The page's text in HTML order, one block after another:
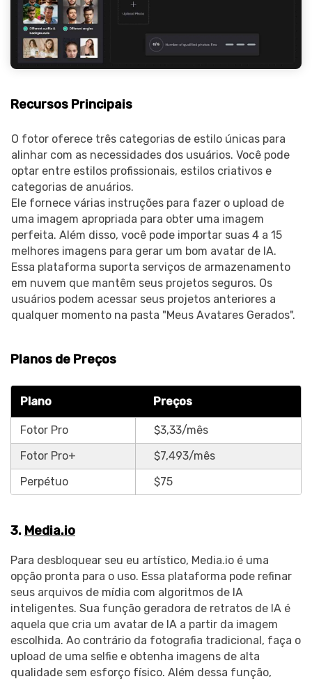
Recursos Principais
O fotor oferece três categorias de estilo únicas para
alinhar com as necessidades dos usuários. Você pode
optar entre estilos profissionais, estilos criativos e
categorias de anuários.
Ele fornece várias instruções para fazer o upload de
uma imagem apropriada para obter uma imagem
perfeita. Além disso, você pode importar suas 4 a 15
melhores imagens para gerar um bom avatar de IA.
Essa plataforma suporta serviços de armazenamento
em nuvem que mantêm seus projetos seguros. Os
usuários podem acessar seus projetos anteriores a
qualquer momento na pasta "Meus Avatares Gerados".
Planos de Preços
Plano Preços
Fotor Pro
$3,33/mês
Fotor Pro+
$7,493/mês
Perpétuo
$75
3. Media.io
Para desbloquear seu eu artístico, Media.io é uma
opção pronta para o uso. Essa plataforma pode refinar
seus arquivos de mídia com algoritmos de IA
inteligentes. Sua função geradora de retratos de IA é
aquela que cria um avatar de IA a partir da imagem
escolhida. Ao contrário da fotografia tradicional, faça o
upload de uma selfie e obtenha imagens de alta
qualidade sem esforço físico. Além dessa função,